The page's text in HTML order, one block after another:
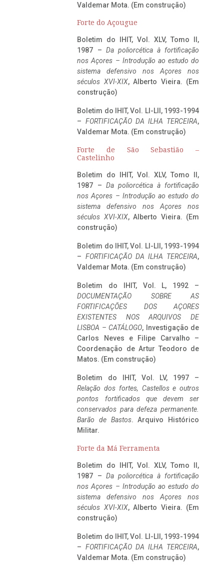
Valdemar Mota. (Em construção)
Forte do Açougue
Boletim do IHIT, Vol. XLV, Tomo II,
1987 – Da poliorcética à fortificação
nos Açores – Introdução ao estudo do
sistema defensivo nos Açores nos
séculos XVI-XIX, Alberto Vieira. (Em
construção)
Boletim do IHIT, Vol. LI-LII, 1993-1994
– FORTIFICAÇÃO DA ILHA TERCEIRA,
Valdemar Mota. (Em construção)
Forte de São Sebastião –
Castelinho
Boletim do IHIT, Vol. XLV, Tomo II,
1987 – Da poliorcética à fortificação
nos Açores – Introdução ao estudo do
sistema defensivo nos Açores nos
séculos XVI-XIX, Alberto Vieira. (Em
construção)
Boletim do IHIT, Vol. LI-LII, 1993-1994
– FORTIFICAÇÃO DA ILHA TERCEIRA,
Valdemar Mota. (Em construção)
Boletim do IHIT, Vol. L, 1992 –
DOCUMENTAÇÃO SOBRE AS
FORTIFICAÇÕES DOS AÇORES
EXISTENTES NOS ARQUIVOS DE
LISBOA – CATÁLOGO, Investigação de
Carlos Neves e Filipe Carvalho –
Coordenação de Artur Teodoro de
Matos. (Em construção)
Boletim do IHIT, Vol. LV, 1997 –
Relação dos fortes, Castellos e outros
pontos fortificados que devem ser
conservados para defeza permanente.
Barão de Bastos. Arquivo Histórico
Militar.
Forte da Má Ferramenta
Boletim do IHIT, Vol. XLV, Tomo II,
1987 – Da poliorcética à fortificação
nos Açores – Introdução ao estudo do
sistema defensivo nos Açores nos
séculos XVI-XIX, Alberto Vieira. (Em
construção)
Boletim do IHIT, Vol. LI-LII, 1993-1994
– FORTIFICAÇÃO DA ILHA TERCEIRA,
Valdemar Mota. (Em construção)